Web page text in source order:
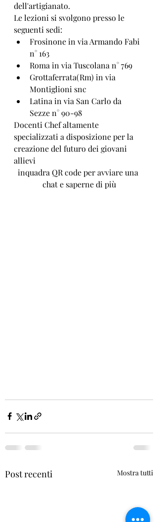
dell'artigianato.
Le lezioni si svolgono presso le
seguenti sedi:
Frosinone in via Armando Fabi
n° 163
Roma in via Tuscolana n° 769
Grottaferrata(Rm) in via
Montiglioni snc
Latina in via San Carlo da
Sezze n° 90-98
Docenti Chef altamente
specializzati a disposizione per la
creazione del futuro dei giovani
allievi
inquadra QR code per avviare una
chat e saperne di più
Post recenti Mostra tutti